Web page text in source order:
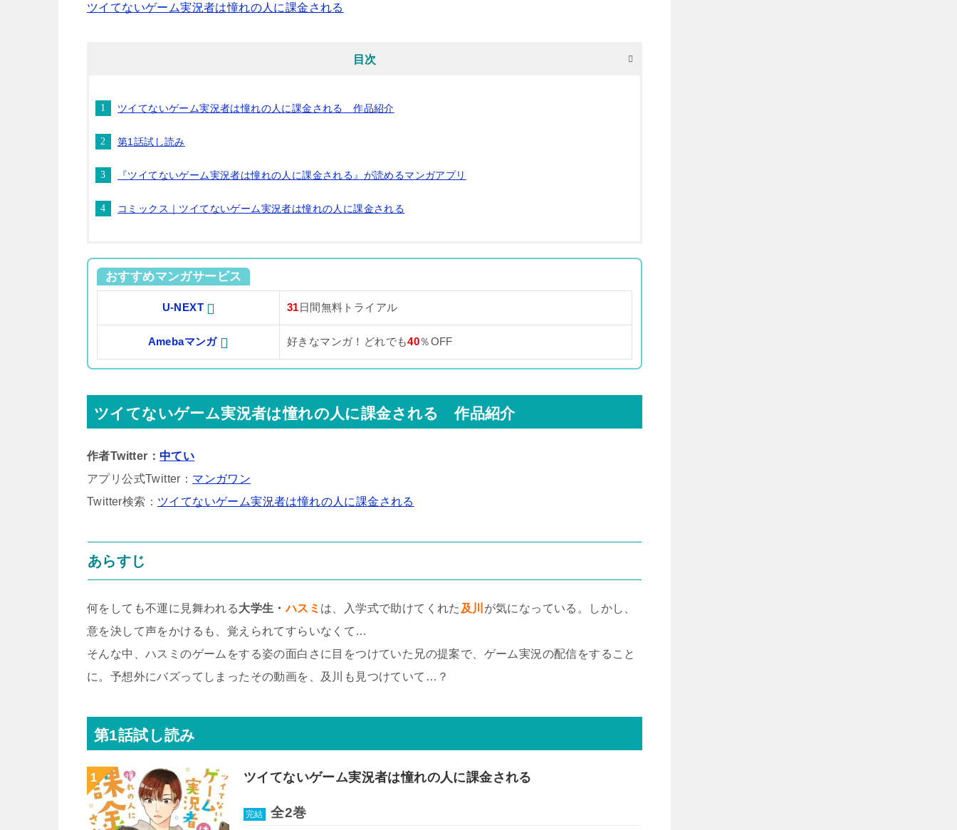
ツイてないゲーム実況者は憧れの人に課金される
目次
ツイてないゲーム実況者は憧れの人に課金される 作品紹介
第1話試し読み
『ツイてないゲーム実況者は憧れの人に課金される』が読めるマンガアプリ
コミックス｜ツイてないゲーム実況者は憧れの人に課金される
おすすめマンガサービス
U-NEXT 31日間無料トライアル
Amebaマンガ 好きなマンガ！どれでも40％OFF
ツイてないゲーム実況者は憧れの人に課金される 作品紹介
作者Twitter：中てい
アプリ公式Twitter： マンガワン
Twitter検索： ツイてないゲーム実況者は憧れの人に課金される
あらすじ
何をしても不運に見舞われる大学生・ハスミ は、入学式で助けてくれた 及川 が気になっている。しかし、
意を決して声をかけるも、覚えられてすらいなくて…
そんな中、ハスミのゲームをする姿の面白さに目をつけていた兄の提案で、ゲーム実況の配信をすること
に。予想外にバズってしまったその動画を、及川も見つけていて…？
第1話試し読み
ツイてないゲーム実況者は憧れの人に課金される
完結 全2巻